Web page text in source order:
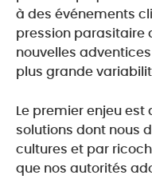
à des événements
pression parasitaire
nouvelles
plus grande
Le premier enjeu
solutions dont nous
cultures et par
que nos autorités